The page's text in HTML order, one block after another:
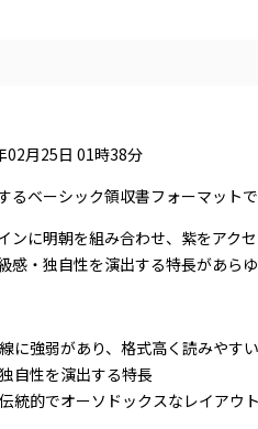
02月25日 01時38分
ベーシック領収書フォーマットで
ンに明朝を組み合わせ、紫をアク
感・独自性を演出する特長があら
に強弱があり、格式高く読みやす
自性を演出する特長
統的でオーソドックスなレイアウ